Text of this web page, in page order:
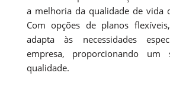
a melhoria da qualidade de vida
Com opções de planos
adapta às necessidades
empresa, proporcionando
qualidade.